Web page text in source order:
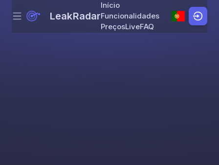
Skip to content
Menu LeakRadar
Início
Funcionalidades
PreçosLiveFAQ